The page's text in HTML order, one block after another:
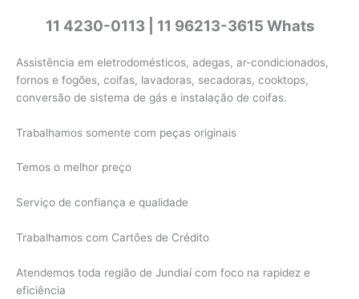
11 4230-0113 | 11 96213-3615 Whats
Assistência em eletrodomésticos, adegas, ar-condicionados,
fornos e fogões, coifas, lavadoras, secadoras, cooktops,
conversão de sistema de gás e instalação de coifas.
Trabalhamos somente com peças originais
Temos o melhor preço
Serviço de confiança e qualidade
Trabalhamos com Cartões de Crédito
Atendemos toda região de Jundiaí com foco na rapidez e
eficiência